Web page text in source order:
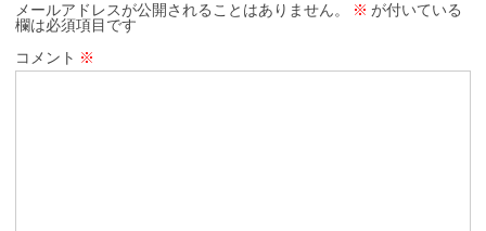
メールアドレスが公開されることはありません。 ※ が付いている
欄は必須項目です
コメント ※